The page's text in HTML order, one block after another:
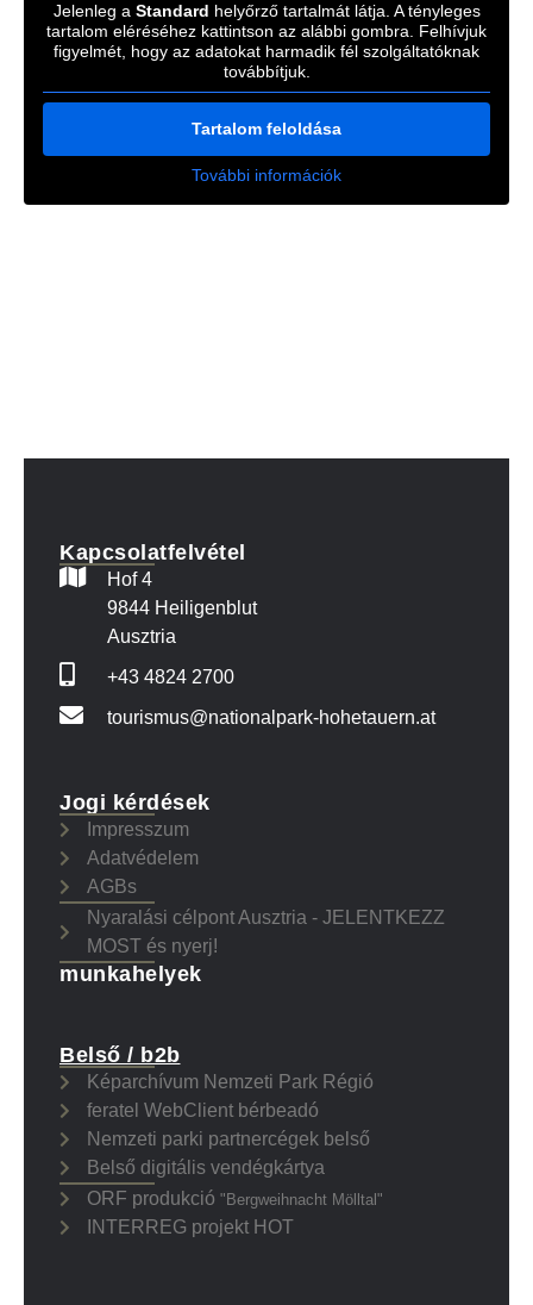
Jelenleg a Standard helyőrző tartalmát látja. A tényleges
tartalom eléréséhez kattintson az alábbi gombra. Felhívjuk
figyelmét, hogy az adatokat harmadik fél szolgáltatóknak
továbbítjuk.
Tartalom feloldása
További információk
Kapcsolatfelvétel
Hof 4
9844 Heiligenblut
Ausztria
+43 4824 2700
tourismus@nationalpark-hohetauern.at
Jogi kérdések
Impresszum
Adatvédelem
AGBs
Nyaralási célpont Ausztria - JELENTKEZZ
MOST és nyerj!
munkahelyek
Belső / b2b
Képarchívum Nemzeti Park Régió
feratel WebClient bérbeadó
Nemzeti parki partnercégek belső
Belső digitális vendégkártya
ORF produkció "Bergweihnacht Mölltal"
INTERREG projekt HOT